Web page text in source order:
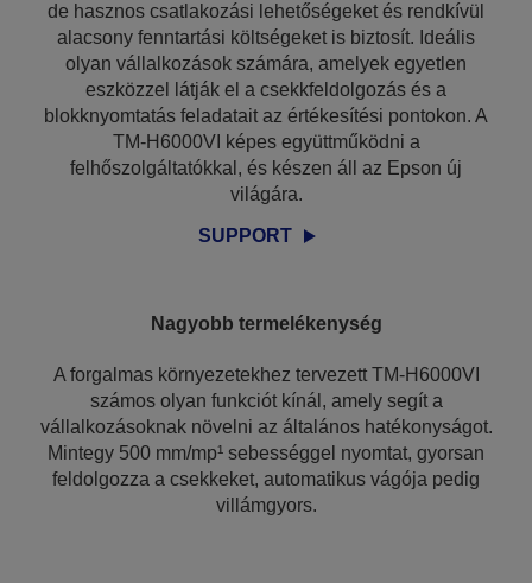
de hasznos csatlakozási lehetőségeket és rendkívül
alacsony fenntartási költségeket is biztosít. Ideális
olyan vállalkozások számára, amelyek egyetlen
eszközzel látják el a csekkfeldolgozás és a
blokknyomtatás feladatait az értékesítési pontokon. A
TM-H6000VI képes együttműködni a
felhőszolgáltatókkal, és készen áll az Epson új
világára.
SUPPORT
Nagyobb termelékenység
A forgalmas környezetekhez tervezett TM-H6000VI
számos olyan funkciót kínál, amely segít a
vállalkozásoknak növelni az általános hatékonyságot.
Mintegy 500 mm/mp¹ sebességgel nyomtat, gyorsan
feldolgozza a csekkeket, automatikus vágója pedig
villámgyors.